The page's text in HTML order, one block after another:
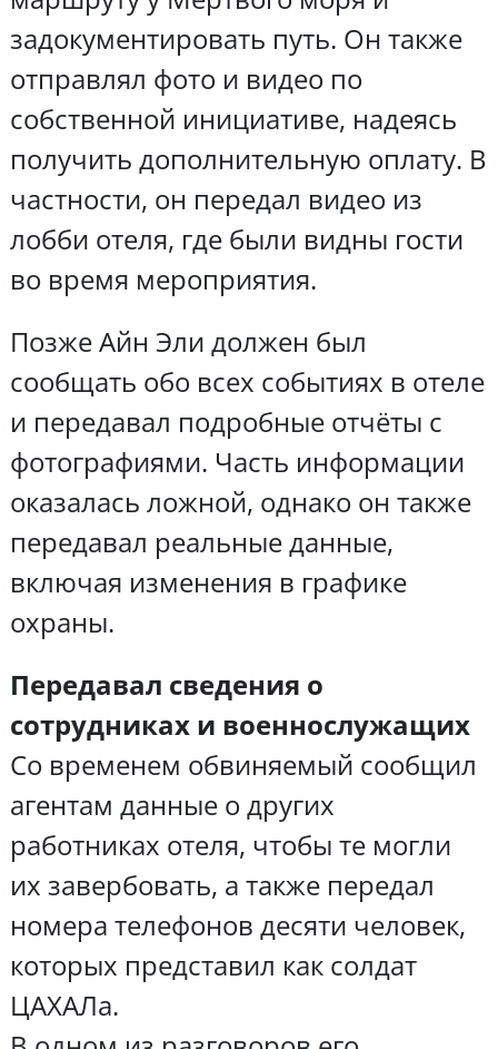
задокументировать путь. Он также
отправлял фото и видео по
собственной инициативе, надеясь
получить дополнительную оплату. В
частности, он передал видео из
лобби отеля, где были видны гости
во время мероприятия.
Позже Айн Эли должен был
сообщать обо всех событиях в отеле
и передавал подробные отчёты с
фотографиями. Часть информации
оказалась ложной, однако он также
передавал реальные данные,
включая изменения в графике
охраны.
Передавал сведения о
сотрудниках и военнослужащих
Со временем обвиняемый сообщил
агентам данные о других
работниках отеля, чтобы те могли
их завербовать, а также передал
номера телефонов десяти человек,
которых представил как солдат
ЦАХАЛа.